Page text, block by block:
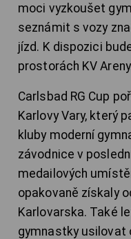
moci vyzkoušet
seznámit s vozy
jízd. K dispozici
prostorách KV
Carlsbad RG Cup
Karlovy Vary, který
kluby moderní
závodnice v
medailových
opakovaně získaly
Karlovarska. Také
gymnastky usilovat